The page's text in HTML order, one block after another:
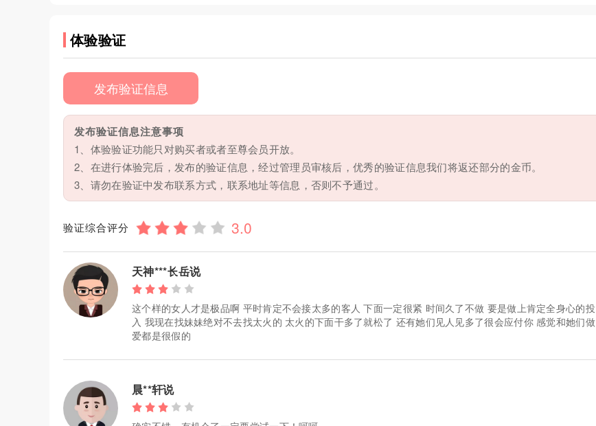
体验验证
发布验证信息
发布验证信息注意事项
1、体验验证功能只对购买者或者至尊会员开放。
2、在进行体验完后，发布的验证信息，经过管理员审核后，优秀的验证信息我们将返还部分的金币。
3、请勿在验证中发布联系方式，联系地址等信息，否则不予通过。
验证综合评分
天神***长岳说
这个样的女人才是极品啊 平时肯定不会接太多的客人 下面一定很紧 时间久了不做 要是做上肯定全身心的投
入 我现在找妹妹绝对不去找太火的 太火的下面干多了就松了 还有她们见人见多了很会应付你 感觉和她们做
爱都是很假的
晨**轩说